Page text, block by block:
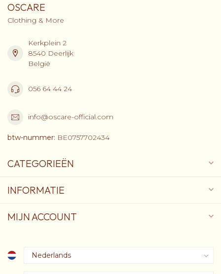
OSCARE
Clothing & More
Kerkplein 2
8540 Deerlijk
België
056 64 44 24
info@oscare-official.com
btw-nummer: BE0757702434
CATEGORIEËN
INFORMATIE
MIJN ACCOUNT